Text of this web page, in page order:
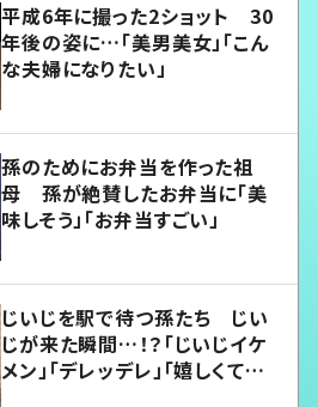
平成6年に撮った2ショット 30
年後の姿に…「美男美女」「こん
な夫婦になりたい」
孫のためにお弁当を作った祖
母 孫が絶賛したお弁当に「美
味しそう」「お弁当すごい」
じいじを駅で待つ孫たち じい
じが来た瞬間…！？「じいじイケ
メン」「デレッデレ」「嬉しくて可